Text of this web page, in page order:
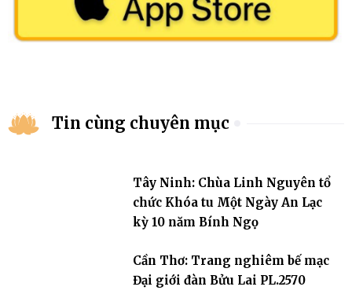
Tin cùng chuyên mục
Tây Ninh: Chùa Linh Nguyên tổ
chức Khóa tu Một Ngày An Lạc
kỳ 10 năm Bính Ngọ
Cần Thơ: Trang nghiêm bế mạc
Đại giới đàn Bửu Lai PL.2570